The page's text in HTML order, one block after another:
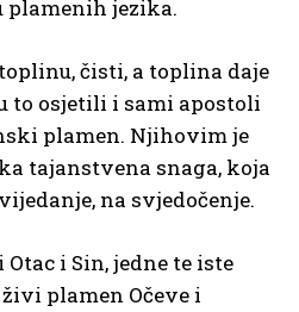
plamenih jezika.
čisti, a toplina daje
to osjetili i sami apostoli
plamen. Njihovim je
tajanstvena snaga, koja
na svjedočenje.
i Sin, jedne te iste
plamen Očeve i